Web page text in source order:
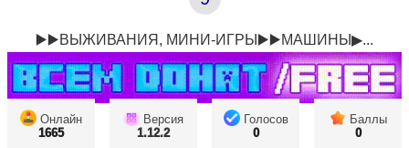
▶️▶️ВЫЖИВАНИЯ, МИНИ-ИГРЫ▶️▶️МАШИНЫ▶...
Онлайн
1665
Версия
1.12.2
Голосов
0
Баллы
0